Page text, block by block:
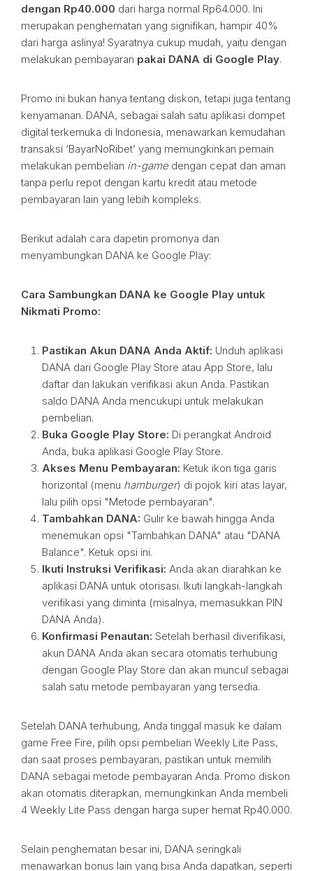
dengan Rp40.000 dari harga normal Rp64.000. Ini
merupakan penghematan yang signifikan, hampir 40%
dari harga aslinya! Syaratnya cukup mudah, yaitu dengan
melakukan pembayaran pakai DANA di Google Play.
Promo ini bukan hanya tentang diskon, tetapi juga tentang
kenyamanan. DANA, sebagai salah satu aplikasi dompet
digital terkemuka di Indonesia, menawarkan kemudahan
transaksi ‘BayarNoRibet’ yang memungkinkan pemain
melakukan pembelian in-gamedengan cepat dan aman
tanpa perlu repot dengan kartu kredit atau metode
pembayaran lain yang lebih kompleks.
Berikut adalah cara dapetin promonya dan
menyambungkan DANA ke Google Play:
Cara Sambungkan DANA ke Google Play untuk
Nikmati Promo:
Pastikan Akun DANA Anda Aktif: Unduh aplikasi
DANA dari Google Play Store atau App Store, lalu
daftar dan lakukan verifikasi akun Anda. Pastikan
saldo DANA Anda mencukupi untuk melakukan
pembelian.
Buka Google Play Store: Di perangkat Android
Anda, buka aplikasi Google Play Store.
Akses Menu Pembayaran: Ketuk ikon tiga garis
horizontal (menu hamburger) di pojok kiri atas layar,
lalu pilih opsi "Metode pembayaran".
Tambahkan DANA: Gulir ke bawah hingga Anda
menemukan opsi "Tambahkan DANA" atau "DANA
Balance". Ketuk opsi ini.
Ikuti Instruksi Verifikasi: Anda akan diarahkan ke
aplikasi DANA untuk otorisasi. Ikuti langkah-langkah
verifikasi yang diminta (misalnya, memasukkan PIN
DANA Anda).
Konfirmasi Penautan: Setelah berhasil diverifikasi,
akun DANA Anda akan secara otomatis terhubung
dengan Google Play Store dan akan muncul sebagai
salah satu metode pembayaran yang tersedia.
Setelah DANA terhubung, Anda tinggal masuk ke dalam
game Free Fire, pilih opsi pembelian Weekly Lite Pass,
dan saat proses pembayaran, pastikan untuk memilih
DANA sebagai metode pembayaran Anda. Promo diskon
akan otomatis diterapkan, memungkinkan Anda membeli
4 Weekly Lite Pass dengan harga super hemat Rp40.000.
Selain penghematan besar ini, DANA seringkali
menawarkan bonus lain yang bisa Anda dapatkan, seperti